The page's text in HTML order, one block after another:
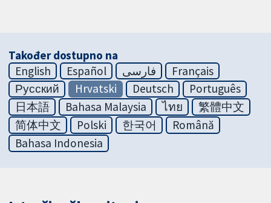
Također dostupno na
English
Español فارسی
Français
Русский
Hrvatski Deutsch
Português
日本語
Bahasa Malaysia ไทย
繁體中文
简体中文
Polski 한국어
Română
Bahasa Indonesia